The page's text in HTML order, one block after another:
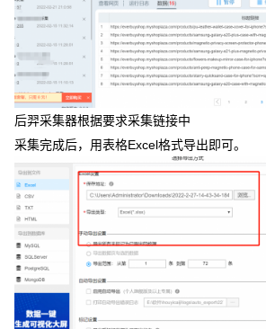
后羿采集器根据要求采集链接中
采集完成后，用表格Excel格式导出即可。